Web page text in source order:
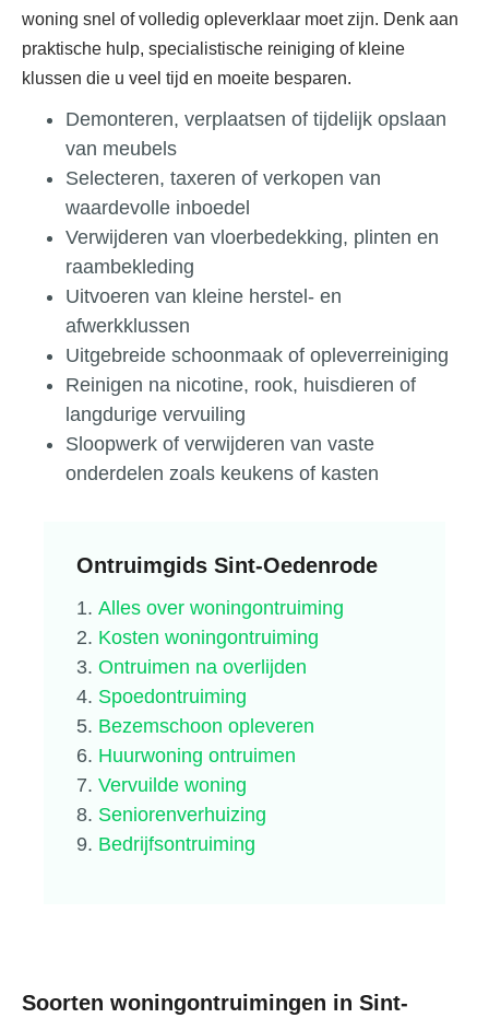
woning snel of volledig opleverklaar moet zijn. Denk aan
praktische hulp, specialistische reiniging of kleine
klussen die u veel tijd en moeite besparen.
Demonteren, verplaatsen of tijdelijk opslaan
van meubels
Selecteren, taxeren of verkopen van
waardevolle inboedel
Verwijderen van vloerbedekking, plinten en
raambekleding
Uitvoeren van kleine herstel- en
afwerkklussen
Uitgebreide schoonmaak of opleverreiniging
Reinigen na nicotine, rook, huisdieren of
langdurige vervuiling
Sloopwerk of verwijderen van vaste
onderdelen zoals keukens of kasten
Ontruimgids Sint-Oedenrode
Alles over woningontruiming
Kosten woningontruiming
Ontruimen na overlijden
Spoedontruiming
Bezemschoon opleveren
Huurwoning ontruimen
Vervuilde woning
Seniorenverhuizing
Bedrijfsontruiming
Soorten woningontruimingen in Sint-